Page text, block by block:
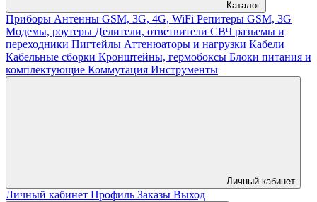
Каталог
Приборы Антенны GSM, 3G, 4G, WiFi Репитеры GSM, 3G
Модемы, роутеры Делители, ответвители СВЧ разъемы и
переходники Пигтейлы Аттенюаторы и нагрузки Кабели
Кабельные сборки Кронштейны, гермобоксы Блоки питания и
комплектующие Коммутация Инструменты
Личный кабинет
Личный кабинет Профиль Заказы Выход